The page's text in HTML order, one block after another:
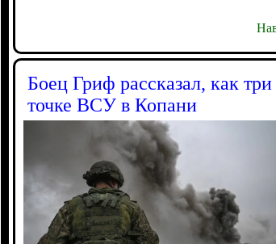
Боец Гриф рассказал, как
точке ВСУ в Копани